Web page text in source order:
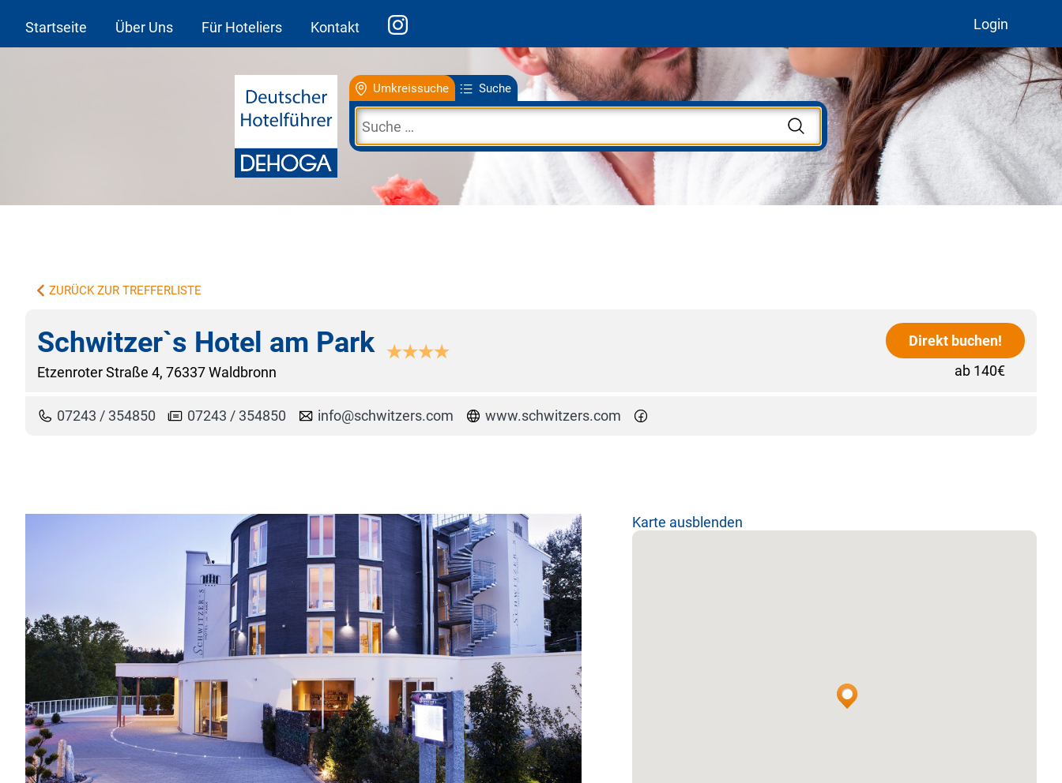
Startseite Über Uns Für Hoteliers Kontakt Login
Umkreissuche Suche
ZURÜCK ZUR TREFFERLISTE
Schwitzer`s Hotel am Park
Etzenroter Straße 4, 76337 Waldbronn
Direkt buchen!
ab 140€
07243 / 354850 07243 / 354850 info@schwitzers.com www.schwitzers.com
Karte ausblenden